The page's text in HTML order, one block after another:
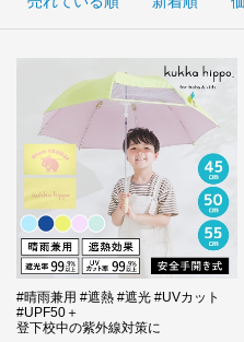
#晴雨兼用 #遮熱 #遮光 #UVカット
#UPF50＋
登下校中の紫外線対策に